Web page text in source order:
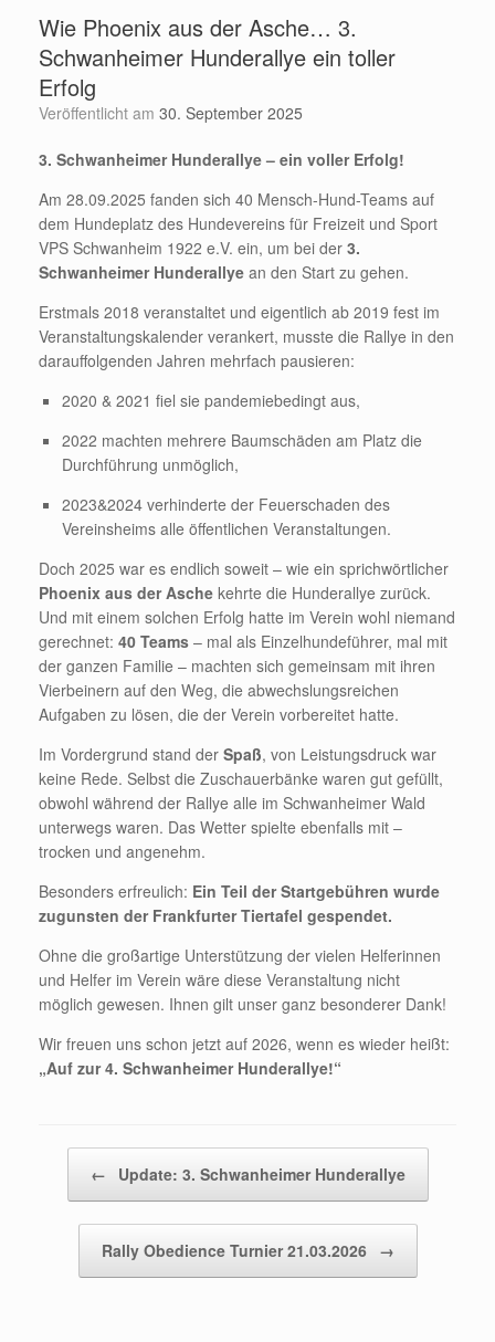
Wie Phoenix aus der Asche… 3.
Schwanheimer Hunderallye ein toller
Erfolg
Veröffentlicht am 30. September 2025
3. Schwanheimer Hunderallye – ein voller Erfolg!
Am 28.09.2025 fanden sich 40 Mensch-Hund-Teams auf
dem Hundeplatz des Hundevereins für Freizeit und Sport
VPS Schwanheim 1922 e.V. ein, um bei der 3.
Schwanheimer Hunderallye an den Start zu gehen.
Erstmals 2018 veranstaltet und eigentlich ab 2019 fest im
Veranstaltungskalender verankert, musste die Rallye in den
darauffolgenden Jahren mehrfach pausieren:
2020 & 2021 fiel sie pandemiebedingt aus,
2022 machten mehrere Baumschäden am Platz die
Durchführung unmöglich,
2023&2024 verhinderte der Feuerschaden des
Vereinsheims alle öffentlichen Veranstaltungen.
Doch 2025 war es endlich soweit – wie ein sprichwörtlicher
Phoenix aus der Asche kehrte die Hunderallye zurück.
Und mit einem solchen Erfolg hatte im Verein wohl niemand
gerechnet: 40 Teams – mal als Einzelhundeführer, mal mit
der ganzen Familie – machten sich gemeinsam mit ihren
Vierbeinern auf den Weg, die abwechslungsreichen
Aufgaben zu lösen, die der Verein vorbereitet hatte.
Im Vordergrund stand der Spaß, von Leistungsdruck war
keine Rede. Selbst die Zuschauerbänke waren gut gefüllt,
obwohl während der Rallye alle im Schwanheimer Wald
unterwegs waren. Das Wetter spielte ebenfalls mit –
trocken und angenehm.
Besonders erfreulich: Ein Teil der Startgebühren wurde
zugunsten der Frankfurter Tiertafel gespendet.
Ohne die großartige Unterstützung der vielen Helferinnen
und Helfer im Verein wäre diese Veranstaltung nicht
möglich gewesen. Ihnen gilt unser ganz besonderer Dank!
Wir freuen uns schon jetzt auf 2026, wenn es wieder heißt:
„Auf zur 4. Schwanheimer Hunderallye!“
← Update: 3. Schwanheimer Hunderallye
Rally Obedience Turnier 21.03.2026 →